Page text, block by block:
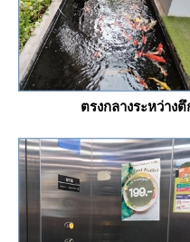
ตรงกลางระหว่าง